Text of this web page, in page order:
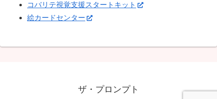
コバリテ視覚支援スタートキット
絵カードセンター
ザ・プロンプト